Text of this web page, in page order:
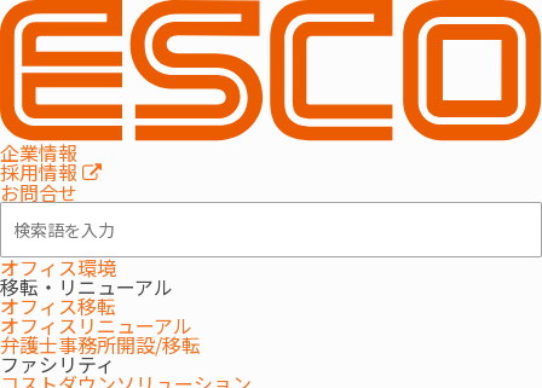
企業情報
採用情報
お問合せ
オフィス環境
移転・リニューアル
オフィス移転
オフィスリニューアル
弁護士事務所開設/移転
ファシリティ
ICT機器 MAXHUB オフィス移転/リニューアル
地方競馬全国協会 様
オフィス移転/リニューアル事例紹介
2024.07.04
「Work Engagement Place」
コミュニケーションが活性化できる「しく
み」を多く取り入れたオフィス。